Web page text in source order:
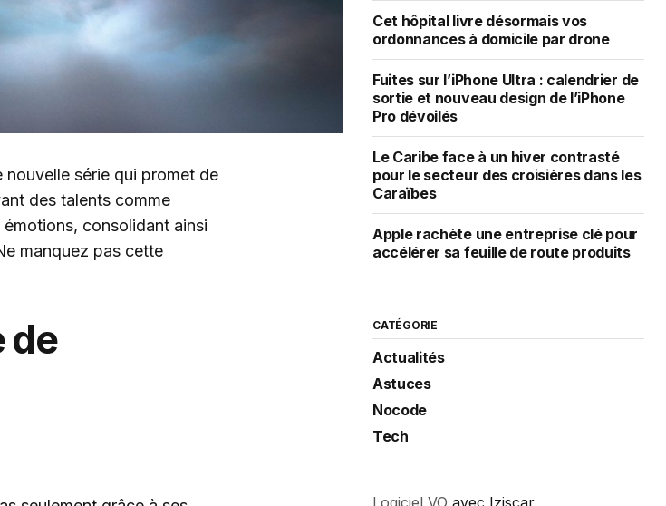
nouvelle série qui promet de
des talents comme
consolidant ainsi
manquez pas cette
de
Cet hôpital livre désormais vos
ordonnances à domicile par drone
Fuites sur l’iPhone Ultra : calendrier de
sortie et nouveau design de l’iPhone
Pro dévoilés
Le Caribe face à un hiver contrasté
pour le secteur des croisières dans les
Caraïbes
Apple rachète une entreprise clé pour
accélérer sa feuille de route produits
CATÉGORIE
Actualités
Astuces
Nocode
Tech
Logiciel VO avec Iziscar.